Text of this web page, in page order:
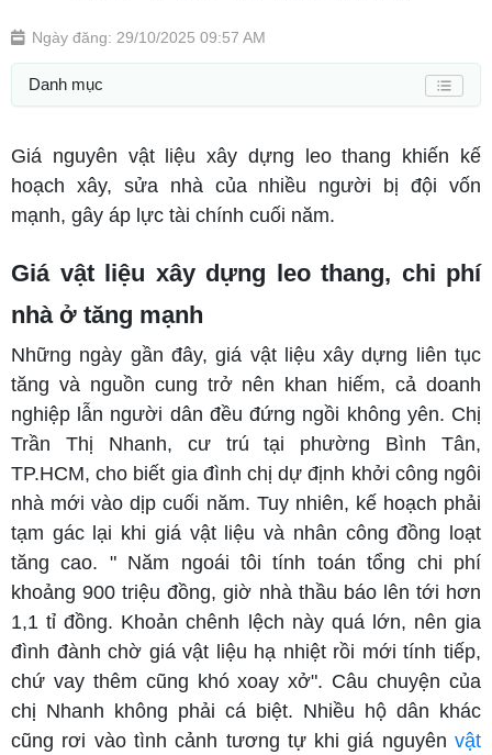
Ngày đăng: 29/10/2025 09:57 AM
Danh mục
Giá nguyên vật liệu xây dựng leo thang khiến kế
hoạch xây, sửa nhà của nhiều người bị đội vốn
mạnh, gây áp lực tài chính cuối năm.
Giá vật liệu xây dựng leo thang, chi phí
nhà ở tăng mạnh
Những ngày gần đây, giá vật liệu xây dựng liên tục
tăng và nguồn cung trở nên khan hiếm, cả doanh
nghiệp lẫn người dân đều đứng ngồi không yên. Chị
Trần Thị Nhanh, cư trú tại phường Bình Tân,
TP.HCM, cho biết gia đình chị dự định khởi công ngôi
nhà mới vào dịp cuối năm. Tuy nhiên, kế hoạch phải
tạm gác lại khi giá vật liệu và nhân công đồng loạt
tăng cao. " Năm ngoái tôi tính toán tổng chi phí
khoảng 900 triệu đồng, giờ nhà thầu báo lên tới hơn
1,1 tỉ đồng. Khoản chênh lệch này quá lớn, nên gia
đình đành chờ giá vật liệu hạ nhiệt rồi mới tính tiếp,
chứ vay thêm cũng khó xoay xở". Câu chuyện của
chị Nhanh không phải cá biệt. Nhiều hộ dân khác
cũng rơi vào tình cảnh tương tự khi giá nguyên vật